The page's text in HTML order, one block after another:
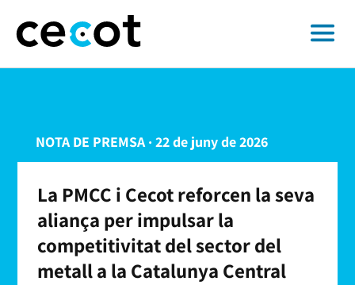
NOTA DE PREMSA · 22 de juny de 2026
La PMCC i Cecot reforcen la seva
aliança per impulsar la
competitivitat del sector del
metall a la Catalunya Central